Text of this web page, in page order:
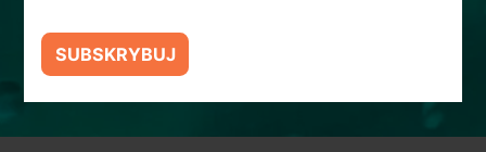
SUBSKRYBUJ